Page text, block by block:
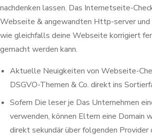
nachdenken lassen. Das Internetseite-
Webseite & angewandten Http-server und
wie gleichfalls deine Webseite korrigiert
gemacht werden kann.
Aktuelle Neuigkeiten von Webseite-
DSGVO-Themen & Co. direkt ins
Sofern Die leser je Das Unternehmen
verwenden, können Eltern eine Domain
direkt sekundär über folgenden Provider